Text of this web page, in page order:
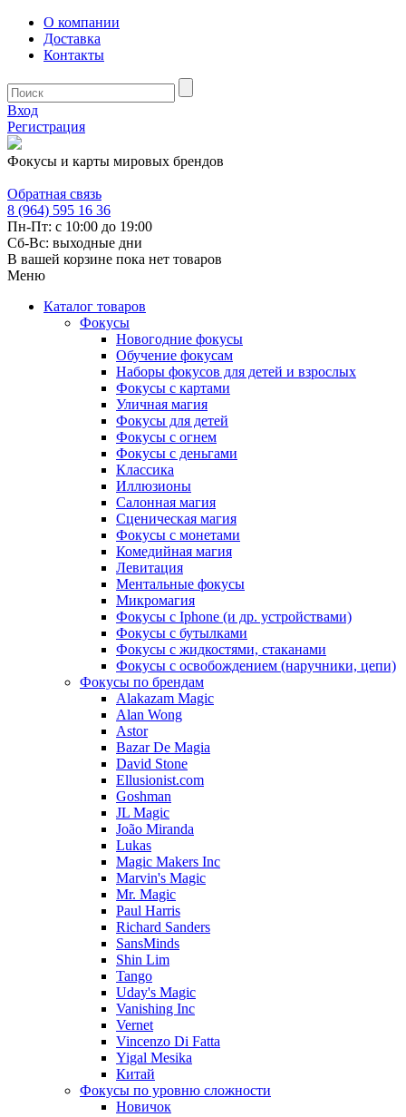
О компании
Доставка
Контакты
Вход
Регистрация
Фокусы и карты мировых брендов
Обратная связь
8 (964) 595 16 36
Пн-Пт: с 10:00 до 19:00
Сб-Вс: выходные дни
В вашей корзине пока нет товаров
Меню
Каталог товаров
Фокусы
Новогодние фокусы
Обучение фокусам
Наборы фокусов для детей и взрослых
Фокусы с картами
Уличная магия
Фокусы для детей
Фокусы с огнем
Фокусы с деньгами
Классика
Иллюзионы
Салонная магия
Сценическая магия
Фокусы с монетами
Комедийная магия
Левитация
Ментальные фокусы
Микромагия
Фокусы с Iphone (и др. устройствами)
Фокусы с бутылками
Фокусы с жидкостями, стаканами
Фокусы с освобождением (наручники, цепи)
Фокусы по брендам
Alakazam Magic
Alan Wong
Astor
Bazar De Magia
David Stone
Ellusionist.com
Goshman
JL Magic
João Miranda
Lukas
Magic Makers Inc
Marvin's Magic
Mr. Magic
Paul Harris
Richard Sanders
SansMinds
Shin Lim
Tango
Uday's Magic
Vanishing Inc
Vernet
Vincenzo Di Fatta
Yigal Mesika
Китай
Фокусы по уровню сложности
Новичок